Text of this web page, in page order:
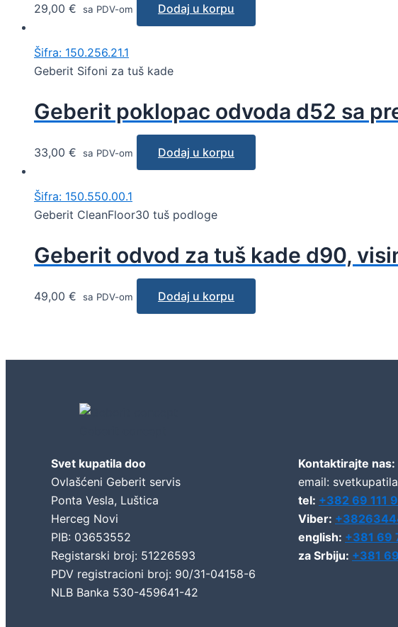
29,00 € sa PDV-om Dodaj u korpu
Šifra: 150.256.21.1
Geberit Sifoni za tuš kade
Geberit poklopac odvoda d52 sa
33,00 € sa PDV-om Dodaj u korpu
Šifra: 150.550.00.1
Geberit CleanFloor30 tuš podloge
Geberit odvod za tuš kade d90,
49,00 € sa PDV-om Dodaj u korpu
Svet kupatila doo
Ovlašćeni Geberit servis
Ponta Vesla, Luštica
Herceg Novi
PIB: 03653552
Registarski broj: 51226593
PDV registracioni broj: 90/31-04158-6
NLB Banka 530-459641-42
Kontaktirajte nas:
email:
tel: +382 69 111
Viber:
english: +381 69
za Srbiju: +381